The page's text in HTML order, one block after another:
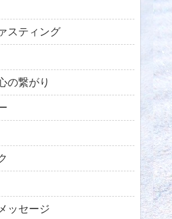
スティング
の繋がり
ッセージ